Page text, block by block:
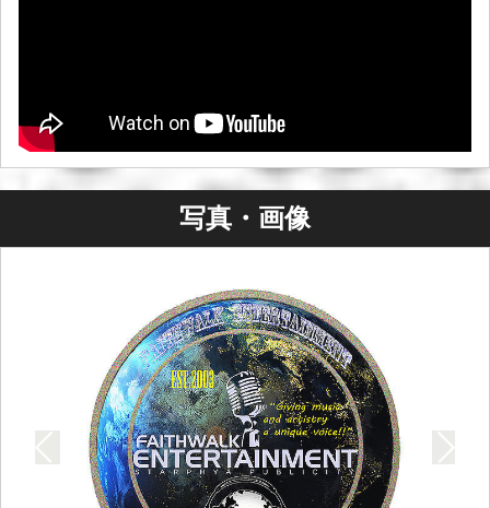
ようなことも多々ありましたが、フェイスウォークがす
ぐにどのような存在になるのか、そしてどのような人物
になるのか、言い表せないほど特別な何かがあることは
わかっていました。犬の散歩代行業者になるのか、億万
長者になるのか、清掃員になるのか、レモネード スタン
ドを経営するのかは問題ではありませんでした。わかっ
とだけでした。私たちは他の人たちとは一線を画す存在
になるはずです。フェイスウォークには目的があり、大
勢の人々に届くはずです。」
R&B デュオ ユニークの元メンバー、ローロンク ダーネル
は、この機会がこのように訪れるとは予想していません
でした。ヤスミン フェイスウォーク フォイは、これまで
起こった出来事やその後の出来事について、さらに予想
していませんでした。息子を亡くした後、これは彼らに
とって感情を表現する絶好の機会でした。彼らの芸術活
写真・画像